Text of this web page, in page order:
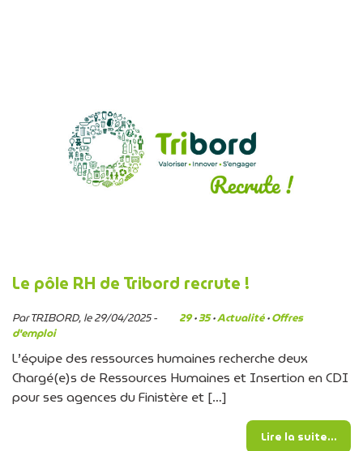
Le pôle RH de Tribord recrute !
Par TRIBORD, le 29/04/2025 - 29·35·Actualité·Offres
d'emploi
L’équipe des ressources humaines recherche deux
Chargé(e)s de Ressources Humaines et Insertion en CDI
pour ses agences du Finistère et […]
Lire la suite…